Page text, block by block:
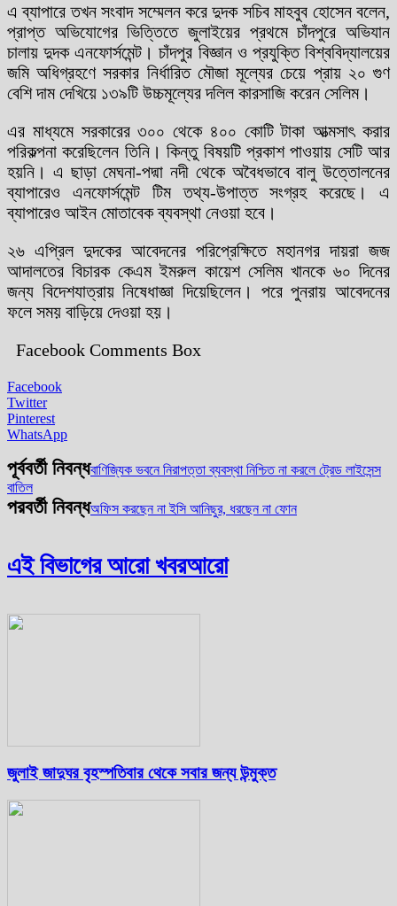
এ ব্যাপারে তখন সংবাদ সম্মেলন করে দুদক সচিব মাহবুব হোসেন বলেন,
প্রাপ্ত অভিযোগের ভিত্তিতে জুলাইয়ের প্রথমে চাঁদপুরে অভিযান
চালায় দুদক এনফোর্সমেন্ট। চাঁদপুর বিজ্ঞান ও প্রযুক্তি বিশ্ববিদ্যালয়ের
জমি অধিগ্রহণে সরকার নির্ধারিত মৌজা মূল্যের চেয়ে প্রায় ২০ গুণ
বেশি দাম দেখিয়ে ১৩৯টি উচ্চমূল্যের দলিল কারসাজি করেন সেলিম।
এর মাধ্যমে সরকারের ৩০০ থেকে ৪০০ কোটি টাকা আত্মসাৎ করার
পরিকল্পনা করেছিলেন তিনি। কিন্তু বিষয়টি প্রকাশ পাওয়ায় সেটি আর
হয়নি। এ ছাড়া মেঘনা-পদ্মা নদী থেকে অবৈধভাবে বালু উত্তোলনের
ব্যাপারেও এনফোর্সমেন্ট টিম তথ্য-উপাত্ত সংগ্রহ করেছে। এ
ব্যাপারেও আইন মোতাবেক ব্যবস্থা নেওয়া হবে।
২৬ এপ্রিল দুদকের আবেদনের পরিপ্রেক্ষিতে মহানগর দায়রা জজ
আদালতের বিচারক কেএম ইমরুল কায়েশ সেলিম খানকে ৬০ দিনের
জন্য বিদেশযাত্রায় নিষেধাজ্ঞা দিয়েছিলেন। পরে পুনরায় আবেদনের
ফলে সময় বাড়িয়ে দেওয়া হয়।
Facebook Comments Box
Facebook
Twitter
Pinterest
WhatsApp
পূর্ববর্তী নিবন্ধবাণিজ্যিক ভবনে নিরাপত্তা ব্যবস্থা নিশ্চিত না করলে ট্রেড লাইসেন্স
বাতিল
পরবর্তী নিবন্ধঅফিস করছেন না ইসি আনিছুর, ধরছেন না ফোন
এই বিভাগের আরো খবরআরো
জুলাই জাদুঘর বৃহস্পতিবার থেকে সবার জন্য উন্মুক্ত